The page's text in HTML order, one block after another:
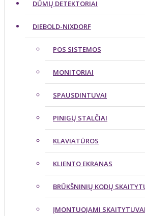
DŪMŲ DETEKTORIAI
DIEBOLD-NIXDORF
POS SISTEMOS
MONITORIAI
SPAUSDINTUVAI
PINIGŲ STALČIAI
KLAVIATŪROS
KLIENTO EKRANAS
BRŪKŠNINIŲ KODŲ
ĮMONTUOJAMI SKAITYTUVAI